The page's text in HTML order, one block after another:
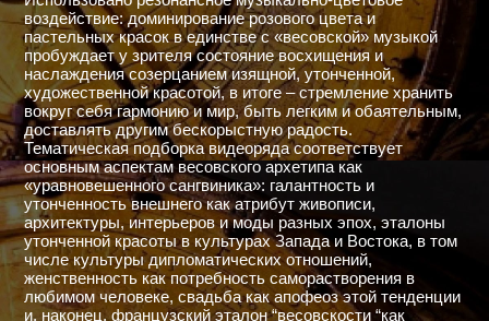
воздействие: доминирование розового цвета и
пастельных красок в единстве с «весовской» музыкой
пробуждает у зрителя состояние восхищения и
наслаждения созерцанием изящной, утонченной,
художественной красотой, в итоге – стремление хранить
вокруг себя гармонию и мир, быть легким и обаятельным,
доставлять другим бескорыстную радость.
Тематическая подборка видеоряда соответствует
основным аспектам весовского архетипа как
«уравновешенного сангвиника»: галантность и
утонченность внешнего как атрибут живописи,
архитектуры, интерьеров и моды разных эпох, эталоны
утонченной красоты в культурах Запада и Востока, в том
числе культуры дипломатических отношений,
женственность как потребность саморастворения в
любимом человеке, свадьба как апофеоз этой тенденции
и, наконец, французский эталон “весовскости “как